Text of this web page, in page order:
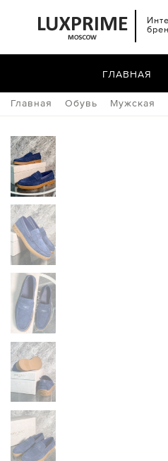
ГЛАВНАЯ
Главная Обувь Мужская